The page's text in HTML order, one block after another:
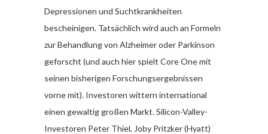
Depressionen und Suchtkrankheiten
bescheinigen. Tatsächlich wird auch an Formeln
zur Behandlung von Alzheimer oder Parkinson
geforscht (und auch hier spielt Core One mit
seinen bisherigen Forschungsergebnissen
vorne mit). Investoren wittern international
einen gewaltig großen Markt. Silicon-Valley-
Investoren Peter Thiel, Joby Pritzker (Hyatt)